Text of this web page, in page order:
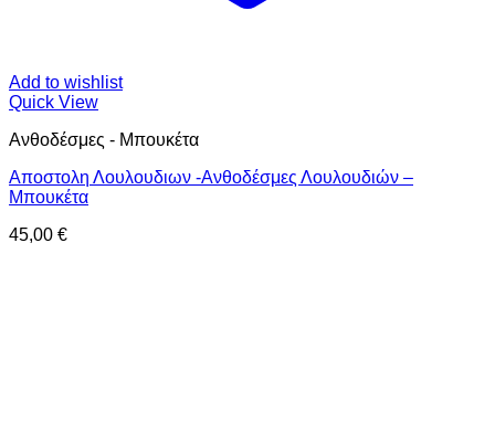
Add to wishlist
Quick View
Ανθοδέσμες - Μπουκέτα
Αποστολη Λουλουδιων -Ανθοδέσμες Λουλουδιών –
Μπουκέτα
45,00 €